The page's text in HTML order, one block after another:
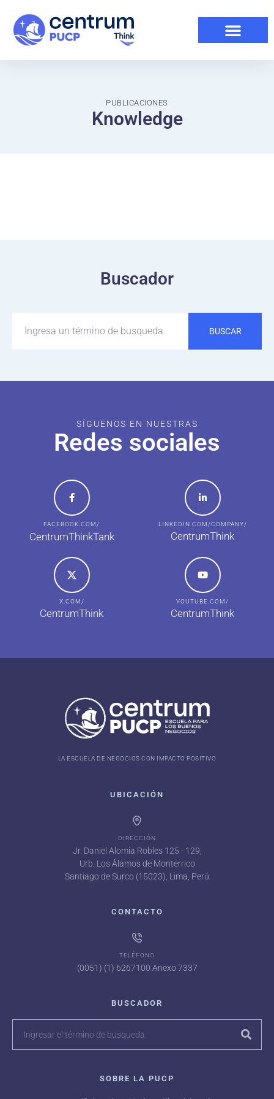
PUBLICACIONES
Knowledge
Buscador
BUSCAR
SÍGUENOS EN NUESTRAS
Redes sociales
FACEBOOK.COM/
CentrumThinkTank
LINKEDIN.COM/COMPANY/
CentrumThink
X.COM/
CentrumThink
YOUTUBE.COM/
CentrumThink
LA ESCUELA DE NEGOCIOS CON IMPACTO POSITIVO
UBICACIÓN
DIRECCIÓN
Jr. Daniel Alomía Robles 125 - 129,
Urb. Los Álamos de Monterrico
Santiago de Surco (15023), Lima, Perú
CONTACTO
TELÉFONO
(0051) (1) 6267100 Anexo 7337
BUSCADOR
SOBRE LA PUCP